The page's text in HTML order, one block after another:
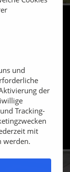
um neue
und
der
Tracking-
mit
werden.